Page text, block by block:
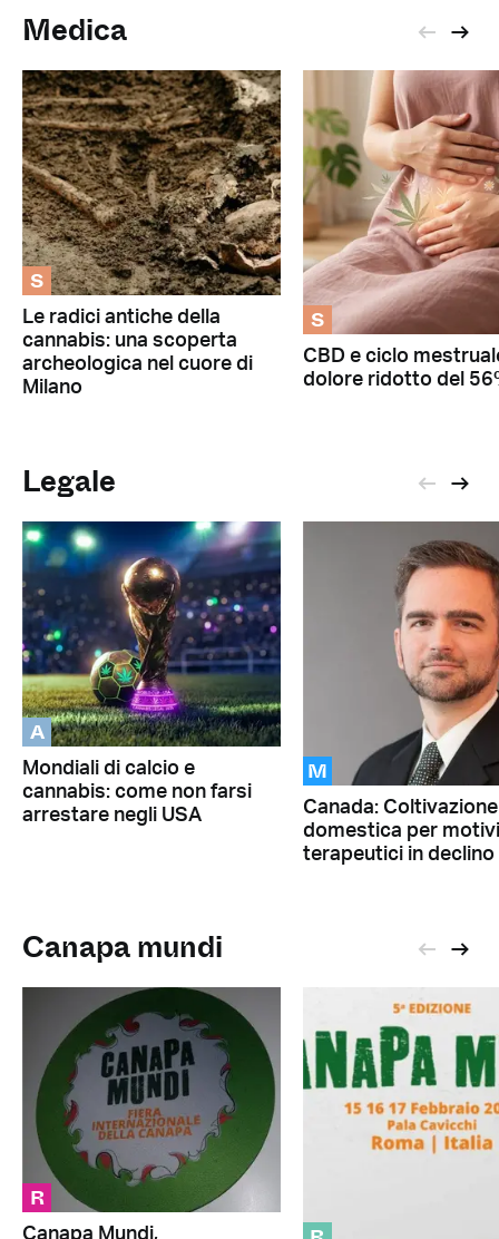
Medica
S
Le radici antiche della
cannabis: una scoperta
archeologica nel cuore di
Milano
S
CBD e ciclo
dolore ridotto del
Legale
A
Mondiali di calcio e
cannabis: come non farsi
arrestare negli USA
M
Canada: Coltivazione
domestica per motivi
terapeutici in declino
Canapa mundi
R